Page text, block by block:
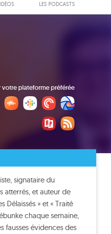
LES PODCASTS
votre plateforme préférée
signataire du
atterrés, et auteur de
Délaissés » et « Traité
chaque semaine,
fausses évidences des